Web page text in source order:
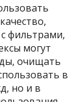
фильтрами,
могут
очищать
в
но и в